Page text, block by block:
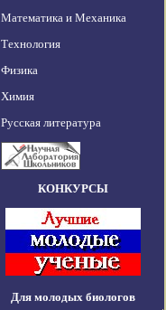
Математика и Механика
Технология
Физика
Химия
Русская литература
КОНКУРСЫ
Для молодых биологов